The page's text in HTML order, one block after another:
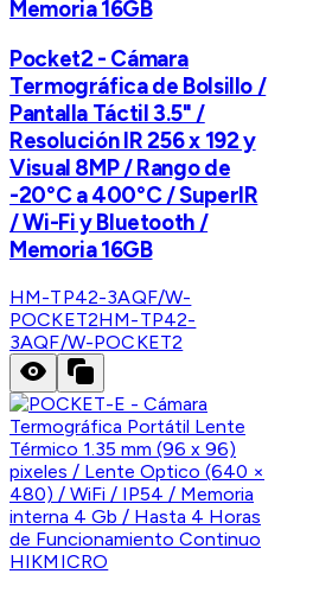
Memoria 16GB
Pocket2 - Cámara
Termográfica de Bolsillo /
Pantalla Táctil 3.5" /
Resolución IR 256 x 192 y
Visual 8MP / Rango de
-20°C a 400°C / SuperIR
/ Wi-Fi y Bluetooth /
Memoria 16GB
HM-TP42-3AQF/W-
POCKET2HM-TP42-
3AQF/W-POCKET2
HIKMICRO